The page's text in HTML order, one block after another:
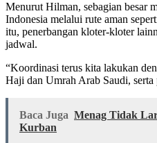
Menurut Hilman, sebagian besar
Indonesia melalui rute aman
itu, penerbangan kloter-kloter
jadwal.
“Koordinasi terus kita lakukan
Haji dan Umrah Arab Saudi,
Baca Juga Menag Tidak
Kurban